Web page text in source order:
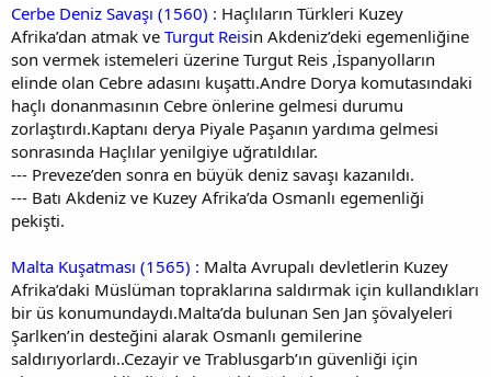
Cerbe Deniz Savaşı (1560) : Haçlıların Türkleri Kuzey
Afrika’dan atmak ve Turgut Reisin Akdeniz’deki egemenliğine
son vermek istemeleri üzerine Turgut Reis ,İspanyolların
elinde olan Cebre adasını kuşattı.Andre Dorya komutasındaki
haçlı donanmasının Cebre önlerine gelmesi durumu
zorlaştırdı.Kaptanı derya Piyale Paşanın yardıma gelmesi
sonrasında Haçlılar yenilgiye uğratıldılar.
--- Preveze’den sonra en büyük deniz savaşı kazanıldı.
--- Batı Akdeniz ve Kuzey Afrika’da Osmanlı egemenliği
pekişti.
Malta Kuşatması (1565) : Malta Avrupalı devletlerin Kuzey
Afrika’daki Müslüman topraklarına saldırmak için kullandıkları
bir üs konumundaydı.Malta’da bulunan Sen Jan şövalyeleri
Şarlken’in desteğini alarak Osmanlı gemilerine
saldırıyorlardı..Cezayir ve Trablusgarb’ın güvenliği için